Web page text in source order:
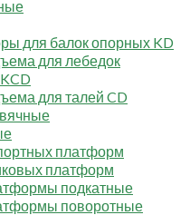
для балок опорных KD
для лебедок
для талей CD
платформ
платформ
подкатные
поворотные